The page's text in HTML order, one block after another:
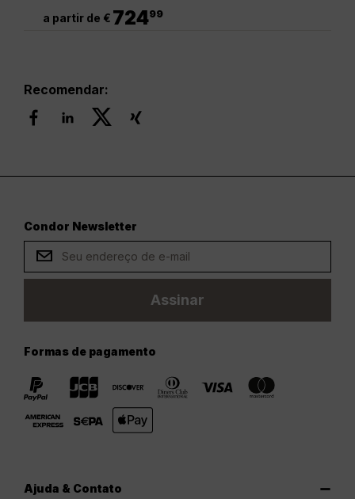
a partir de € 72499
Recomendar:
Condor Newsletter
Assinar
Formas de pagamento
Ajuda & Contato